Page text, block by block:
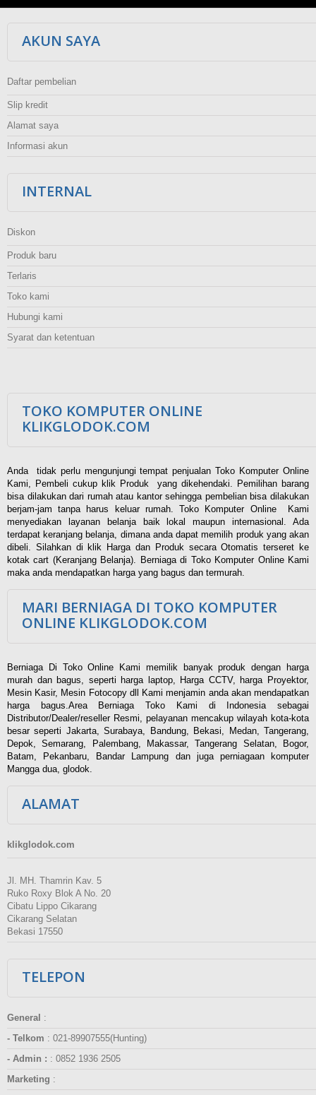
AKUN SAYA
Daftar pembelian
Slip kredit
Alamat saya
Informasi akun
INTERNAL
Diskon
Produk baru
Terlaris
Toko kami
Hubungi kami
Syarat dan ketentuan
TOKO KOMPUTER ONLINE
KLIKGLODOK.COM
Anda tidak perlu mengunjungi tempat penjualan Toko Komputer Online
Kami, Pembeli cukup klik Produk yang dikehendaki. Pemilihan barang
bisa dilakukan dari rumah atau kantor sehingga pembelian bisa dilakukan
berjam-jam tanpa harus keluar rumah. Toko Komputer Online Kami
menyediakan layanan belanja baik lokal maupun internasional. Ada
terdapat keranjang belanja, dimana anda dapat memilih produk yang akan
dibeli. Silahkan di klik Harga dan Produk secara Otomatis terseret ke
kotak cart (Keranjang Belanja). Berniaga di Toko Komputer Online Kami
maka anda mendapatkan harga yang bagus dan termurah.
MARI BERNIAGA DI TOKO KOMPUTER
ONLINE KLIKGLODOK.COM
Berniaga Di Toko Online Kami memilik banyak produk dengan harga
murah dan bagus, seperti harga laptop, Harga CCTV, harga Proyektor,
Mesin Kasir, Mesin Fotocopy dll Kami menjamin anda akan mendapatkan
harga bagus.Area Berniaga Toko Kami di Indonesia sebagai
Distributor/Dealer/reseller Resmi, pelayanan mencakup wilayah kota-kota
besar seperti Jakarta, Surabaya, Bandung, Bekasi, Medan, Tangerang,
Depok, Semarang, Palembang, Makassar, Tangerang Selatan, Bogor,
Batam, Pekanbaru, Bandar Lampung dan juga perniagaan komputer
Mangga dua, glodok.
ALAMAT
klikglodok.com
Jl. MH. Thamrin Kav. 5
Ruko Roxy Blok A No. 20
Cibatu Lippo Cikarang
Cikarang Selatan
Bekasi 17550
TELEPON
General :
- Telkom : 021-89907555(Hunting)
- Admin : : 0852 1936 2505
Marketing :